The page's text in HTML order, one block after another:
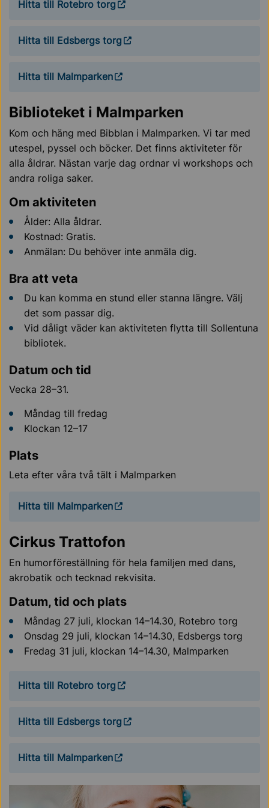
Hitta till Rotebro torg
Hitta till Edsbergs torg
Hitta till Malmparken
Biblioteket i Malmparken
Kom och häng med Bibblan i Malmparken. Vi tar med
utespel, pyssel och böcker. Det finns aktiviteter för
alla åldrar. Nästan varje dag ordnar vi workshops och
andra roliga saker.
Om aktiviteten
Ålder: Alla åldrar.
Kostnad: Gratis.
Anmälan: Du behöver inte anmäla dig.
Bra att veta
Du kan komma en stund eller stanna längre. Välj
det som passar dig.
Vid dåligt väder kan aktiviteten flytta till Sollentuna
bibliotek.
Datum och tid
Vecka 28–31.
Måndag till fredag
Klockan 12–17
Plats
Leta efter våra två tält i Malmparken
Hitta till Malmparken
Cirkus Trattofon
En humorföreställning för hela familjen med dans,
akrobatik och tecknad rekvisita.
Datum, tid och plats
Måndag 27 juli, klockan 14–14.30, Rotebro torg
Onsdag 29 juli, klockan 14–14.30, Edsbergs torg
Fredag 31 juli, klockan 14–14.30, Malmparken
Hitta till Rotebro torg
Hitta till Edsbergs torg
Hitta till Malmparken